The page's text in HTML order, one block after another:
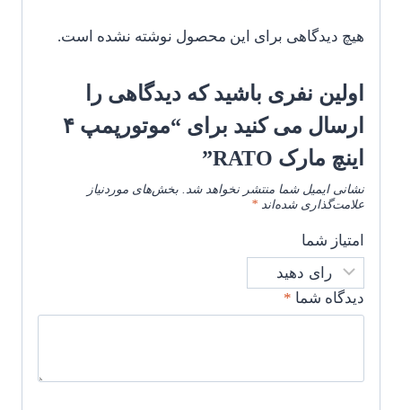
هیچ دیدگاهی برای این محصول نوشته نشده است.
اولین نفری باشید که دیدگاهی را
ارسال می کنید برای “موتورپمپ ۴
اینچ مارک RATO”
نشانی ایمیل شما منتشر نخواهد شد. بخش‌های موردنیاز
علامت‌گذاری شده‌اند *
امتیاز شما
دیدگاه شما *